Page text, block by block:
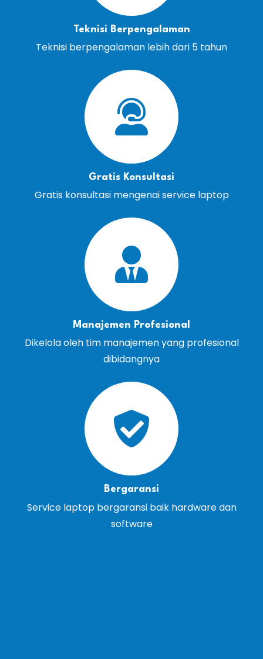
Teknisi Berpengalaman
Teknisi berpengalaman lebih dari 5 tahun
Gratis Konsultasi
Gratis konsultasi mengenai service laptop
Manajemen Profesional
Dikelola oleh tim manajemen yang profesional
dibidangnya
Bergaransi
Service laptop bergaransi baik hardware dan
software